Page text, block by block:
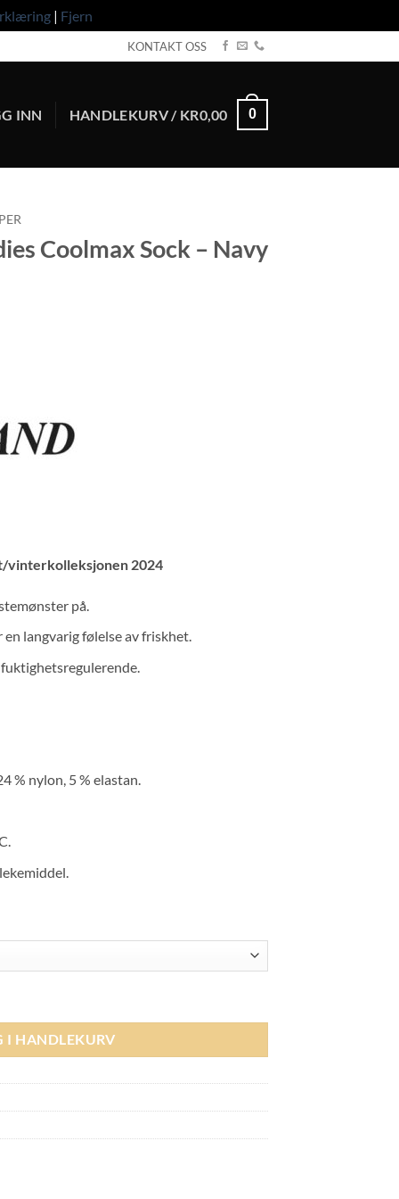
| Fjern
KONTAKT OSS
INN HANDLEKURV / KR0,00 0
Coolmax Sock – Navy
vinterkolleksjonen 2024
på.
langvarig følelse av friskhet.
% nylon, 5 % elastan.
I HANDLEKURV